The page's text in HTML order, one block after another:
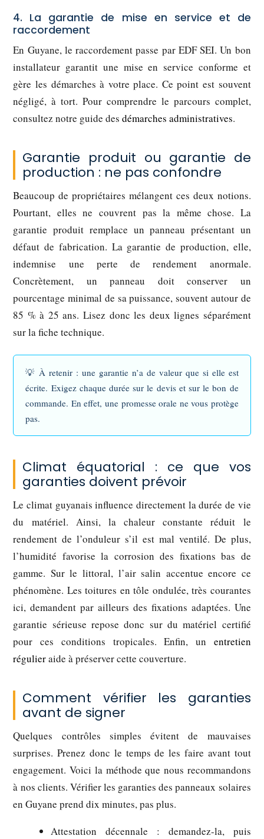
4. La garantie de mise en service et de
raccordement
En Guyane, le raccordement passe par EDF SEI. Un bon
installateur garantit une mise en service conforme et
gère les démarches à votre place. Ce point est souvent
négligé, à tort. Pour comprendre le parcours complet,
consultez notre guide desdémarches administratives.
Garantie produit ou garantie de
production : ne pas confondre
Beaucoup de propriétaires mélangent ces deux notions.
Pourtant, elles ne couvrent pas la même chose. La
garantie produit remplace un panneau présentant un
défaut de fabrication. La garantie de production, elle,
indemnise une perte de rendement anormale.
Concrètement, un panneau doit conserver un
pourcentage minimal de sa puissance, souvent autour de
85 % à 25 ans. Lisez donc les deux lignes séparément
sur la fiche technique.
💡 À retenir : une garantie n’a de valeur que si elle est
écrite. Exigez chaque durée sur le devis et sur le bon de
commande. En effet, une promesse orale ne vous protège
pas.
Climat équatorial : ce que vos
garanties doivent prévoir
Le climat guyanais influence directement la durée de vie
du matériel. Ainsi, la chaleur constante réduit le
rendement de l’onduleur s’il est mal ventilé. De plus,
l’humidité favorise la corrosion des fixations bas de
gamme. Sur le littoral, l’air salin accentue encore ce
phénomène. Les toitures en tôle ondulée, très courantes
ici, demandent par ailleurs des fixations adaptées. Une
garantie sérieuse repose donc sur du matériel certifié
pour ces conditions tropicales. Enfin, un entretien
régulieraide à préserver cette couverture.
Comment vérifier les garanties
avant de signer
Quelques contrôles simples évitent de mauvaises
surprises. Prenez donc le temps de les faire avant tout
engagement. Voici la méthode que nous recommandons
à nos clients. Vérifier les garanties des panneaux solaires
en Guyane prend dix minutes, pas plus.
Attestation décennale : demandez-la, puis